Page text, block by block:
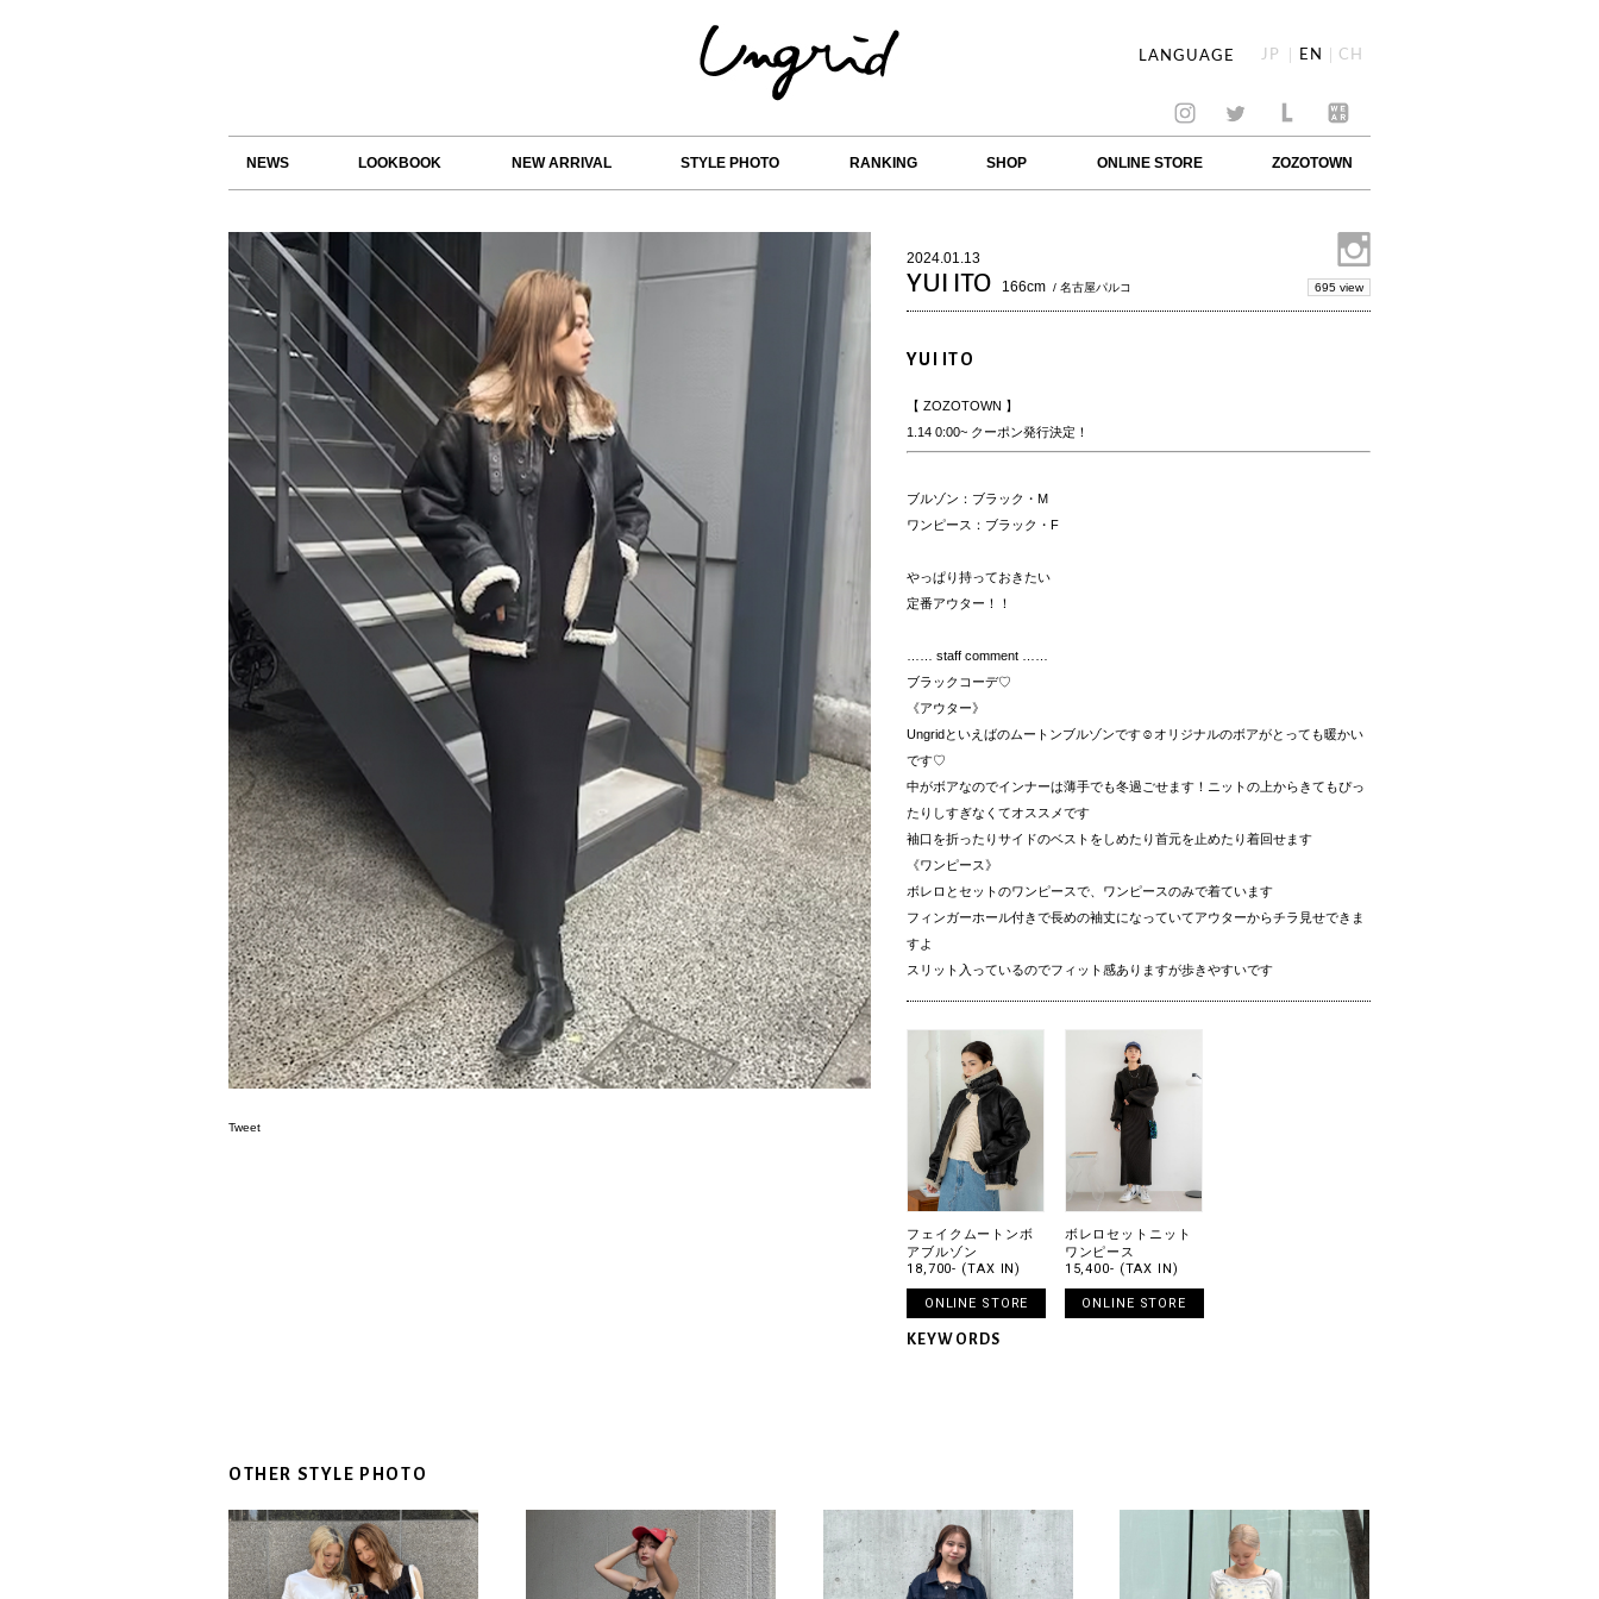
LANGUAGE JP EN CH
NEWS LOOKBOOK NEW ARRIVAL STYLE PHOTO RANKING SHOP ONLINE STORE ZOZOTOWN
Tweet
2024.01.13
YUI ITO 166cm / 名古屋パルコ 695 view
YUI ITO
【 ZOZOTOWN 】
1.14 0:00~ クーポン発行決定！
ブルゾン：ブラック・M
ワンピース：ブラック・F
やっぱり持っておきたい
定番アウター！！
…… staff comment ……
ブラックコーデ♡
《アウター》
Ungridといえばのムートンブルゾンです☺️オリジナルのボアがとっても暖かい
です♡
中がボアなのでインナーは薄手でも冬過ごせます！ニットの上からきてもぴっ
たりしすぎなくてオススメです
袖口を折ったりサイドのベストをしめたり首元を止めたり着回せます
《ワンピース》
ボレロとセットのワンピースで、ワンピースのみで着ています
フィンガーホール付きで長めの袖丈になっていてアウターからチラ見せできま
すよ
スリット入っているのでフィット感ありますが歩きやすいです
フェイクムートンボ
アブルゾン
18,700- (TAX IN)
ONLINE STORE
ボレロセットニット
ワンピース
15,400- (TAX IN)
ONLINE STORE
KEYWORDS
OTHER STYLE PHOTO